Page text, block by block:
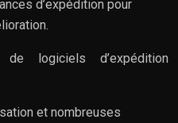
d’expédition pour
logiciels d’expédition
et nombreuses